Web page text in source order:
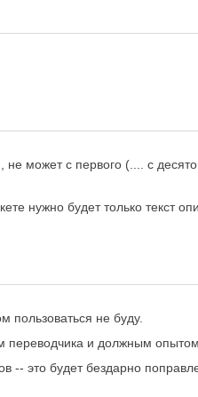
может с первого (.... с
нужно будет только текст
пользоваться не буду.
переводчика и должным
-- это будет бездарно